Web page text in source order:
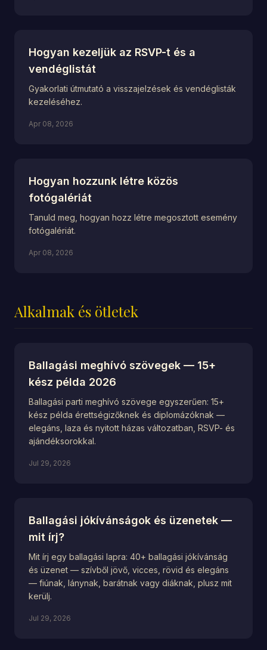
Hogyan kezeljük az RSVP-t és a
vendéglistát
Gyakorlati útmutató a visszajelzések és vendéglisták
kezeléséhez.
Apr 08, 2026
Hogyan hozzunk létre közös
fotógalériát
Tanuld meg, hogyan hozz létre megosztott esemény
fotógalériát.
Apr 08, 2026
Alkalmak és ötletek
Ballagási meghívó szövegek — 15+
kész példa 2026
Ballagási parti meghívó szövege egyszerűen: 15+
kész példa érettségizőknek és diplomázóknak —
elegáns, laza és nyitott házas változatban, RSVP- és
ajándéksorokkal.
Jul 29, 2026
Ballagási jókívánságok és üzenetek —
mit írj?
Mit írj egy ballagási lapra: 40+ ballagási jókívánság
és üzenet — szívből jövő, vicces, rövid és elegáns
— fiúnak, lánynak, barátnak vagy diáknak, plusz mit
kerülj.
Jul 29, 2026